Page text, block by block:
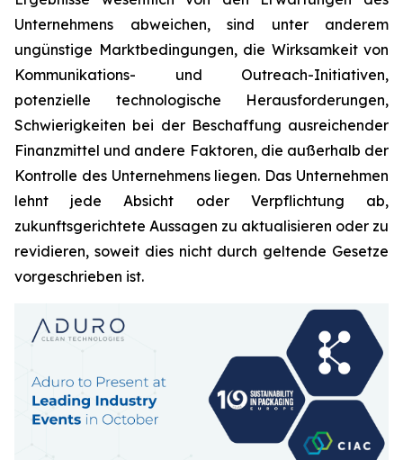
Unternehmens abweichen, sind unter anderem
ungünstige Marktbedingungen, die Wirksamkeit von
Kommunikations- und Outreach-Initiativen,
potenzielle technologische Herausforderungen,
Schwierigkeiten bei der Beschaffung ausreichender
Finanzmittel und andere Faktoren, die außerhalb der
Kontrolle des Unternehmens liegen. Das Unternehmen
lehnt jede Absicht oder Verpflichtung ab,
zukunftsgerichtete Aussagen zu aktualisieren oder zu
revidieren, soweit dies nicht durch geltende Gesetze
vorgeschrieben ist.